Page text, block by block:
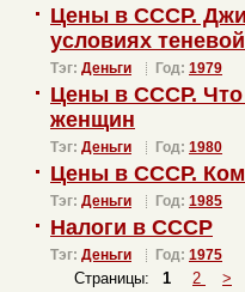
Цены в СССР.
условиях
Тэг: Деньги Год: 1979
Цены в СССР. Что
женщин
Тэг: Деньги Год: 1980
Цены в СССР.
Тэг: Деньги Год: 1985
Налоги в СССР
Тэг: Деньги Год: 1975
Страницы: 1 2 >